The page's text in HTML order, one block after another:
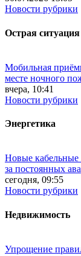
Новости рубрики
Острая ситуация
Мобильная
месте ночного
вчера, 10:41
Новости рубрики
Энергетика
Новые кабельные
за постоянных
сегодня, 09:55
Новости рубрики
Недвижимость
Упрощение